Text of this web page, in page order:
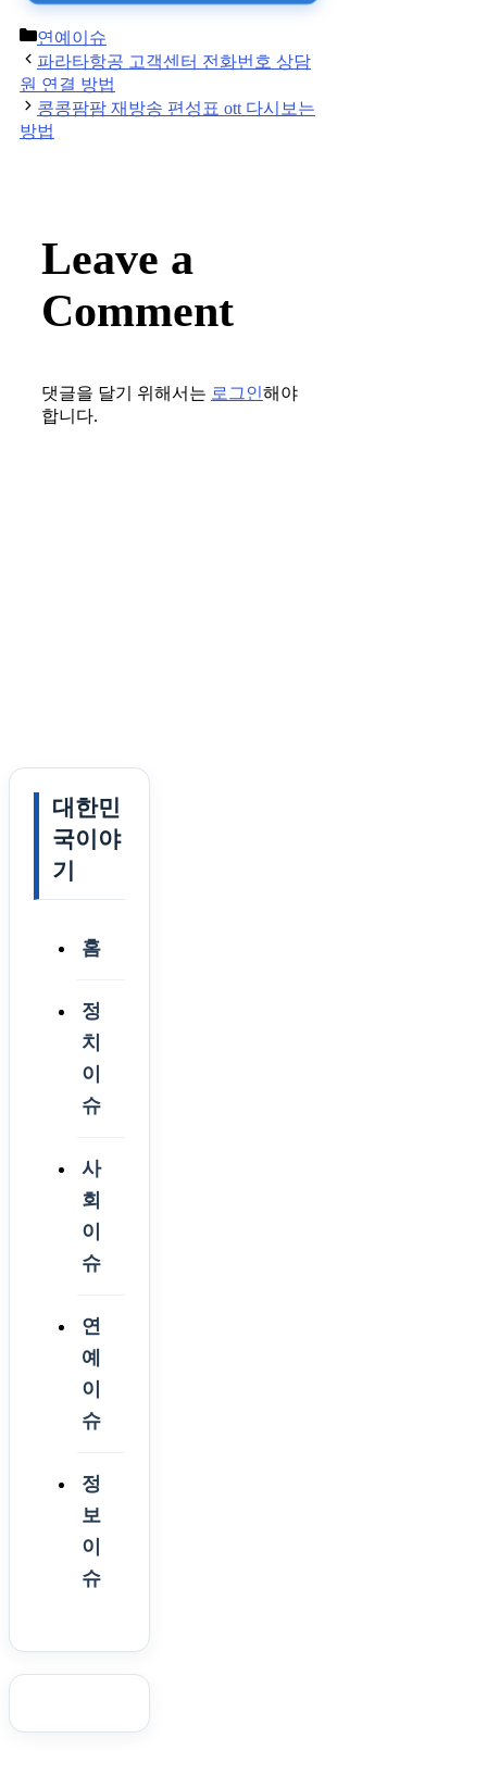
Categories
연예이슈
Post
navigation
파라타항공 고객센터 전화번호 상담
원 연결 방법
콩콩팜팜 재방송 편성표 ott 다시보는
방법
Leave a
Comment
댓글을 달기 위해서는 로그인해야
합니다.
대한민
국이야
기
홈
정
치
이
슈
사
회
이
슈
연
예
이
슈
정
보
이
슈